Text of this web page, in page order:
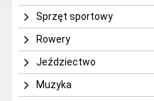
Sprzęt sportowy
Rowery
Jeździectwo
Muzyka